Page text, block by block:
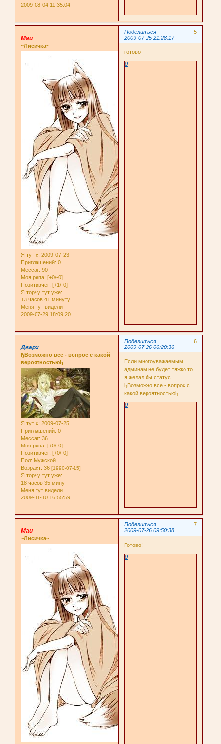
2009-08-04 11:35:04
Поделиться
5
2009-07-25 21:28:17
Маи
~Лисичка~
Я тут с: 2009-07-23
Приглашений: 0
Мессаг: 90
Моя репа: [+0/-0]
Позитивчег: [+1/-0]
Я торчу тут уже:
13 часов 41 минуту
Меня тут видели
2009-07-29 18:09:20
готово
0
Поделиться
6
2009-07-26 06:20:36
Дварх
ђВозможно все - вопрос с какой
вероятностьюђ
Я тут с: 2009-07-25
Приглашений: 0
Мессаг: 36
Моя репа: [+0/-0]
Позитивчег: [+0/-0]
Пол: Мужской
Возраст: 36 [1990-07-15]
Я торчу тут уже:
18 часов 35 минут
Меня тут видели
2009-11-10 16:55:59
Если многоуважаемым
админам не будет тяжко то
я желал бы статус
ђВозможно все - вопрос с
какой вероятностьюђ
0
Поделиться
7
2009-07-26 09:50:38
Маи
~Лисичка~
Готово!
0